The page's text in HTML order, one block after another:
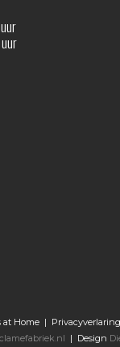
at Home | Privacyverlaring
| Design